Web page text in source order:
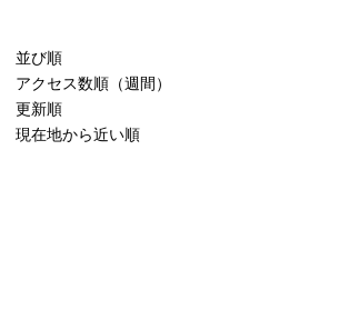
並び順
アクセス数順（週間）
更新順
現在地から近い順